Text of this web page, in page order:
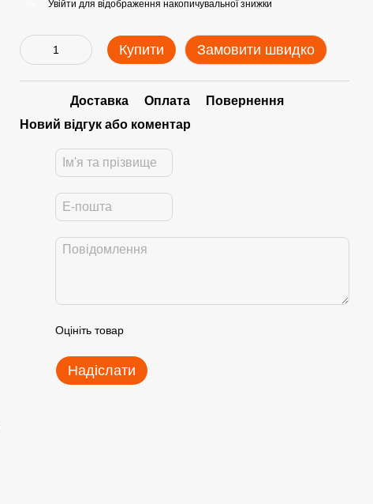
Увійти для відображення накопичувальної знижки
Купити Замовити швидко
Доставка Оплата
Повернення
Новий відгук або коментар
Оцініть товар
Надіслати